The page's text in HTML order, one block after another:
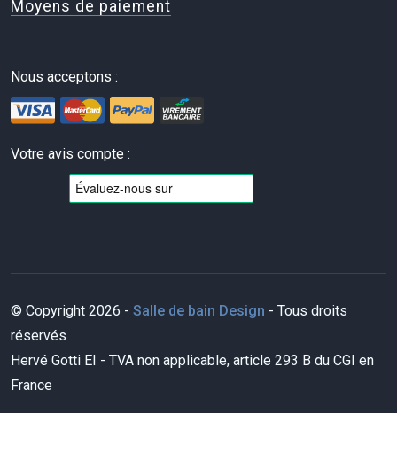
Moyens de paiement
Nous acceptons :
Votre avis compte :
© Copyright 2026 - Salle de bain Design - Tous droits
réservés
Hervé Gotti EI - TVA non applicable, article 293 B du CGI en
France